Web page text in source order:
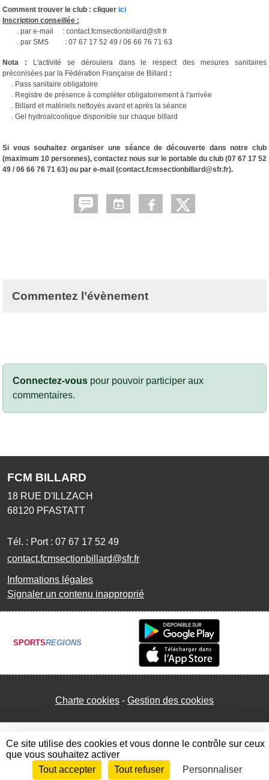
Comment trouver le club : cliquer ici
Inscription conseillée :
. par e-mail : contact.fcmsectionbillard@sfr.fr
. par SMS : 07 67 17 52 49 / 06 66 76 71 63
Nota :
L'activité se déroulera dans le respect des mesures sanitaires
préconisées par la Fédération Française de Billard :
. Pass sanitaire obligatoire
. Registre de présence à compléter obligatoirement à l'arrivée
. Billard et matériels nettoyés avant et après la séance
. Gel hydroalcoolique disponible sur chaque billard
Si vous souhaitez organiser une séance de découverte dans notre club
(maximum 10 personnes), contactez nous sur le portable du club (07 67 17 52
49 / 06 66 76 71 63) ou par e-mail (contact.fcmsectionbillard@sfr.fr).
Commentez l’évènement
Connectez-vous pour pouvoir participer aux
commentaires.
FCM BILLARD
18 RUE D'ILLZACH
68120 PFASTATT
Tél. : Port : 07 67 17 52 49
contact.fcmsectionbillard@sfr.fr
Informations légales
Signaler un contenu inapproprié
SPORTSREGIONS
Charte cookies Gestion des cookies
Envie de participer ? Connexion
Ce site utilise des cookies et vous donne le contrôle sur ceux
que vous souhaitez activer
Tout accepter
Tout refuser Personnaliser